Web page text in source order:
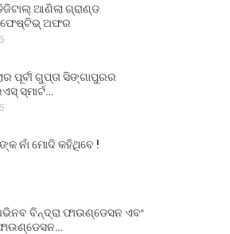
ଆଣିଲା ଗ୍ରାଣ୍ଡ
ଫେଷ୍ଟିଭ୍ ଅଫର
ପୂର୍ବୀ ଗୁପ୍ତା ସିଙ୍ଗାପୁରର
ସ୍ମାର୍ଟ…
ନାଁ ମୋଦି କହିଥିବେ !
ବିନ୍ଦ୍ରା ଫାଉଣ୍ଡେସନ ଏବଂ